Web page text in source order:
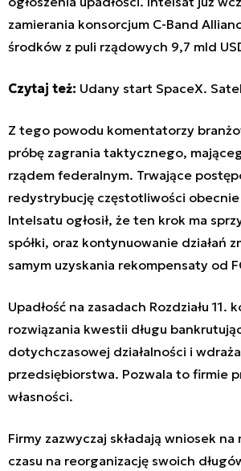
zamierania konsorcjum C-Band
środków z puli rządowych 9,7 mld
Czytaj też: Udany start SpaceX.
Z tego powodu komentatorzy
próbę zagrania taktycznego,
rządem federalnym. Trwające
redystrybucję częstotliwości
Intelsatu ogłosił, że ten krok ma
spółki, oraz kontynuowanie działań
samym uzyskania rekompensaty od
Upadłość na zasadach Rozdziału
rozwiązania kwestii długu
dotychczasowej działalności i
przedsiębiorstwa. Pozwala to firmie
własności.
Firmy zazwyczaj składają wniosek
czasu na reorganizację swoich